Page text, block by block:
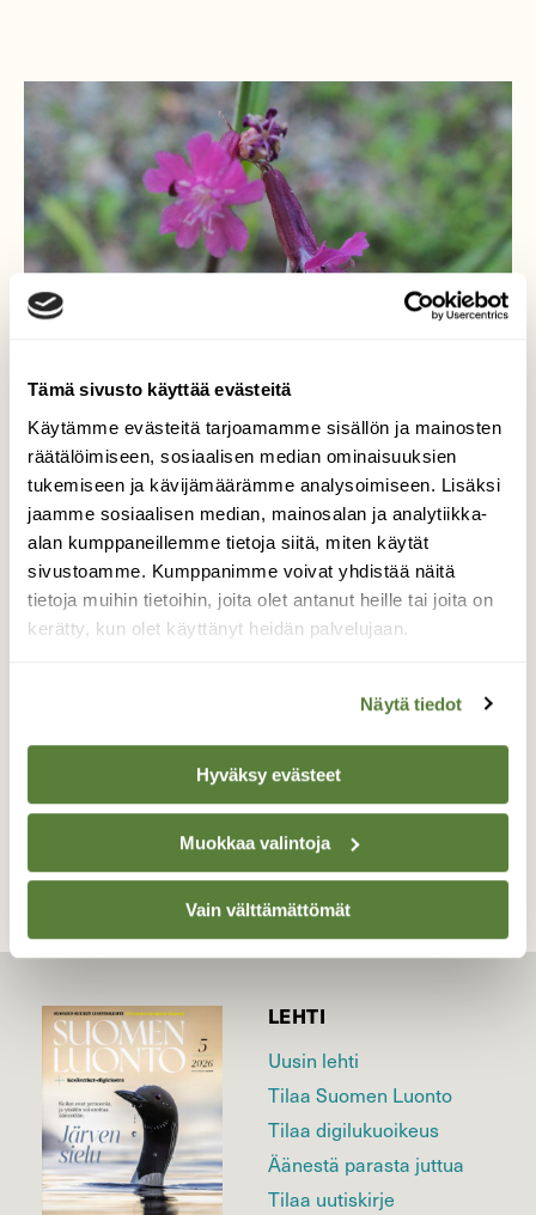
Tämä sivusto käyttää evästeitä
Käytämme evästeitä tarjoamamme sisällön ja mainosten
räätälöimiseen, sosiaalisen median ominaisuuksien
tukemiseen ja kävijämäärämme analysoimiseen. Lisäksi
jaamme sosiaalisen median, mainosalan ja analytiikka-
alan kumppaneillemme tietoja siitä, miten käytät
sivustoamme. Kumppanimme voivat yhdistää näitä
tietoja muihin tietoihin, joita olet antanut heille tai joita on
kerätty, kun olet käyttänyt heidän palvelujaan.
Näytä tiedot
Hyväksy evästeet
Muokkaa valintoja
Vain välttämättömät
Kimalaisen mietteitä-ehkä...
"kuka juntti nämä suunnitteli näin ahtaiksi"
TAKAISIN LISTAAN
LEHTI
Uusin lehti
Tilaa Suomen Luonto
Tilaa digilukuoikeus
Äänestä parasta juttua
Tilaa uutiskirje